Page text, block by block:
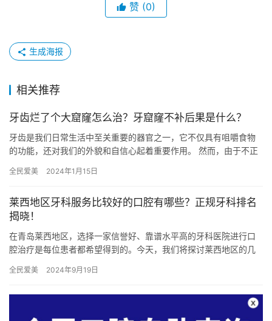
赞 (0)
生成海报
相关推荐
牙齿烂了个大窟窿怎么治？牙窟窿不补后果是什么？
牙齿是我们日常生活中至关重要的器官之一，它不仅具有咀嚼食物
的功能，还对我们的外貌和自信心起着重要作用。 然而，由于不正
会形…
全民爱美 2024年1月15日
莱西地区牙科服务比较好的口腔有哪些？正规牙科排名
揭晓！
在青岛莱西地区，选择一家信誉好、靠谱水平高的牙科医院进行口
腔治疗是每位患者都希望得到的。今天，我们将探讨莱西地区的几
莱西地…
全民爱美 2024年9月19日